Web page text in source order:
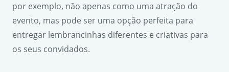
por exemplo, não apenas como uma atração do
evento, mas pode ser uma opção perfeita para
entregar lembrancinhas diferentes e criativas para
os seus convidados.